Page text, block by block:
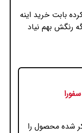
بابت خرید اینه
رنگش بهم نیاد
شده محصول را